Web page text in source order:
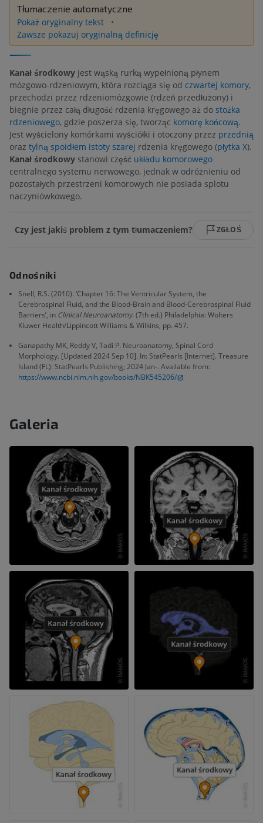
Tłumaczenie automatyczne
Pokaż oryginalny tekst
Zawsze pokazuj oryginalną definicję
Kanał środkowy jest wąską rurką wypełnioną płynem
mózgowo-rdzeniowym, która rozciąga się od czwartej komory,
przechodzi przez rdzeniomózgowie (rdzeń przedłużony) i
biegnie przez całą długość rdzenia kręgowego aż do stożka
rdzeniowego, gdzie poszerza się, tworząc komorę końcową.
Jest wyścielony komórkami wyściółki i otoczony przez przednią
oraz tylną spoidłem istoty szarej rdzenia kręgowego (płytka X).
Kanał środkowy stanowi część układu komorowego
centralnego systemu nerwowego, jednak w odróżnieniu od
pozostałych przestrzeni komorowych nie posiada splotu
naczyniówkowego.
Czy jest jakiś problem z tym tłumaczeniem? ZGŁOŚ
Odnośniki
Snell, R.S. (2010). ‘Chapter 16: The Ventricular System, the
Cerebrospinal Fluid, and the Blood-Brain and Blood-Cerebrospinal Fluid
Barriers’, in Clinical Neuroanatomy. (7th ed.) Philadelphia: Wolters
Kluwer Health/Lippincott Williams & Wilkins, pp. 457.
Ganapathy MK, Reddy V, Tadi P. Neuroanatomy, Spinal Cord
Morphology. [Updated 2024 Sep 10]. In: StatPearls [Internet]. Treasure
Island (FL): StatPearls Publishing; 2024 Jan-. Available from:
https://www.ncbi.nlm.nih.gov/books/NBK545206/
Galeria